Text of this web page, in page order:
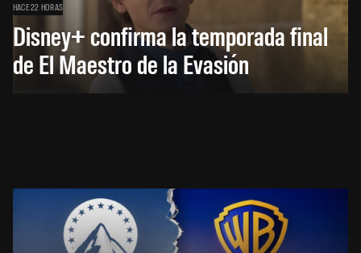
HACE 22 HORAS
Disney+ confirma la temporada final
de El Maestro de la Evasión